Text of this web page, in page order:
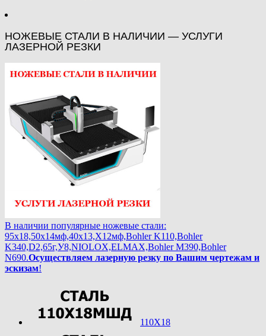
НОЖЕВЫЕ СТАЛИ В НАЛИЧИИ — УСЛУГИ
ЛАЗЕРНОЙ РЕЗКИ
В наличии популярные ножевые стали:
95х18,50х14мф,40х13,Х12мф,Bohler K110,Bohler
K340,D2,65г,У8,NIOLOX,ELMAX,Bohler М390,Bohler
N690.Осуществляем лазерную резку по Вашим чертежам и
эскизам!
110Х18